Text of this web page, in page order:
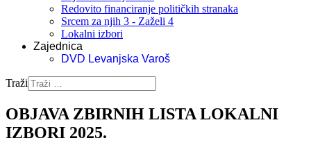
Redovito financiranje političkih stranaka
Srcem za njih 3 - Zaželi 4
Lokalni izbori
Zajednica
DVD Levanjska Varoš
Traži
OBJAVA ZBIRNIH LISTA LOKALNI
IZBORI 2025.